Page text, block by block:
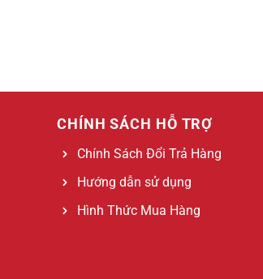
CHÍNH SÁCH HỖ TRỢ
Chính Sách Đổi Trả Hàng
Hướng dẫn sử dụng
Hình Thức Mua Hàng